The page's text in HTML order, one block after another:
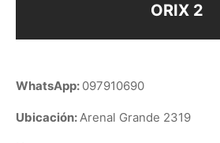
ORIX 2
WhatsApp: 097910690
Ubicación:Arenal Grande 2319